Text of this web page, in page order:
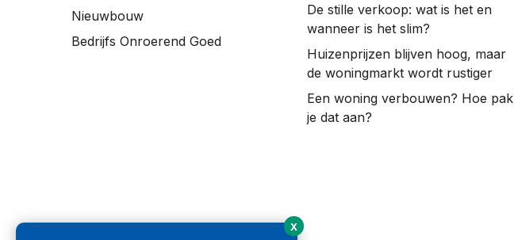
X
Nieuwbouw
Bedrijfs Onroerend Goed
De stille verkoop: wat is het en
wanneer is het slim?
Huizenprijzen blijven hoog, maar
de woningmarkt wordt rustiger
Een woning verbouwen? Hoe pak
je dat aan?